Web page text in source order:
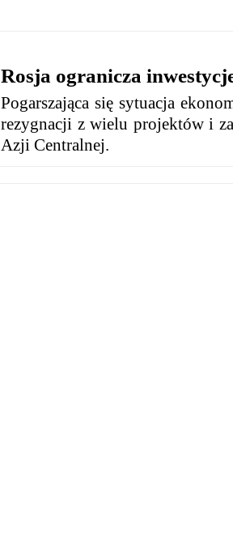
Rosja ogranicza
Pogarszająca się sytuacja
rezygnacji z wielu projektów i
Azji Centralnej.